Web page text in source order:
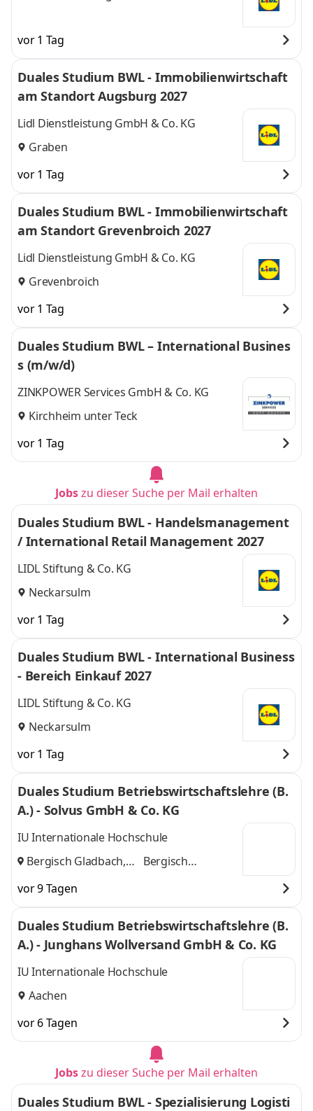
vor 1 Tag
Duales Studium BWL - Immobilienwirtschaft
am Standort Augsburg 2027
Lidl Dienstleistung GmbH & Co. KG
Graben
vor 1 Tag
Duales Studium BWL - Immobilienwirtschaft
am Standort Grevenbroich 2027
Lidl Dienstleistung GmbH & Co. KG
Grevenbroich
vor 1 Tag
Duales Studium BWL – International Busines
s (m/w/d)
ZINKPOWER Services GmbH & Co. KG
Kirchheim unter Teck
vor 1 Tag
Jobszu dieser Suche per Mail erhalten
Duales Studium BWL - Handelsmanagement
/ International Retail Management 2027
LIDL Stiftung & Co. KG
Neckarsulm
vor 1 Tag
Duales Studium BWL - International Business
- Bereich Einkauf 2027
LIDL Stiftung & Co. KG
Neckarsulm
vor 1 Tag
Duales Studium Betriebswirtschaftslehre (B.
A.) - Solvus GmbH & Co. KG
IU Internationale Hochschule
Bergisch Gladbach,
Bergisch
vor 9 Tagen
Duales Studium Betriebswirtschaftslehre (B.
A.) - Junghans Wollversand GmbH & Co. KG
IU Internationale Hochschule
Aachen
vor 6 Tagen
Jobszu dieser Suche per Mail erhalten
Duales Studium BWL - Spezialisierung Logisti